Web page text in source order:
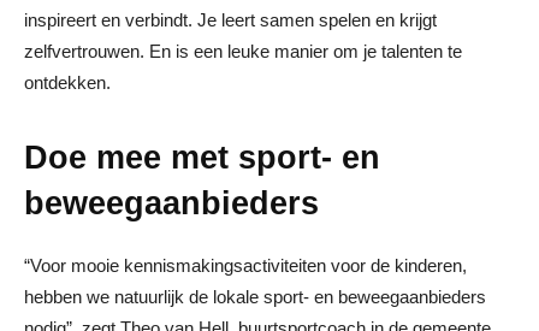
inspireert en verbindt. Je leert samen spelen en krijgt
zelfvertrouwen. En is een leuke manier om je talenten te
ontdekken.
Doe mee met sport- en
beweegaanbieders
“Voor mooie kennismakingsactiviteiten voor de kinderen,
hebben we natuurlijk de lokale sport- en beweegaanbieders